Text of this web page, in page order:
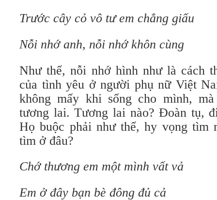
Trước cây cỏ vô tư em chẳng giấu
Nỗi nhớ anh, nỗi nhớ khôn cùng
Như thế, nỗi nhớ hình như là cách
của tình yêu ở người phụ nữ Việt
không mấy khi sống cho mình,
tương lai. Tương lai nào? Đoàn tụ,
Họ buộc phải như thế, hy vọng tìm
tìm ở đâu?
Chớ thương em một mình vất vả
Em ở đây bạn bè đông đủ cả